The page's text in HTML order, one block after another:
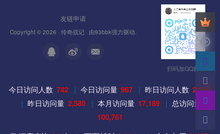
友链申请
Copyright © 2026 · 传奇战记 · 由93bbk强力驱动.
扫码加QQ群
今日访问人数 742 | 今日访问量 967 | 昨日访问人数 2,225
| 昨日访问量 2,580 | 本月访问量 17,189 | 总访问量
100,761